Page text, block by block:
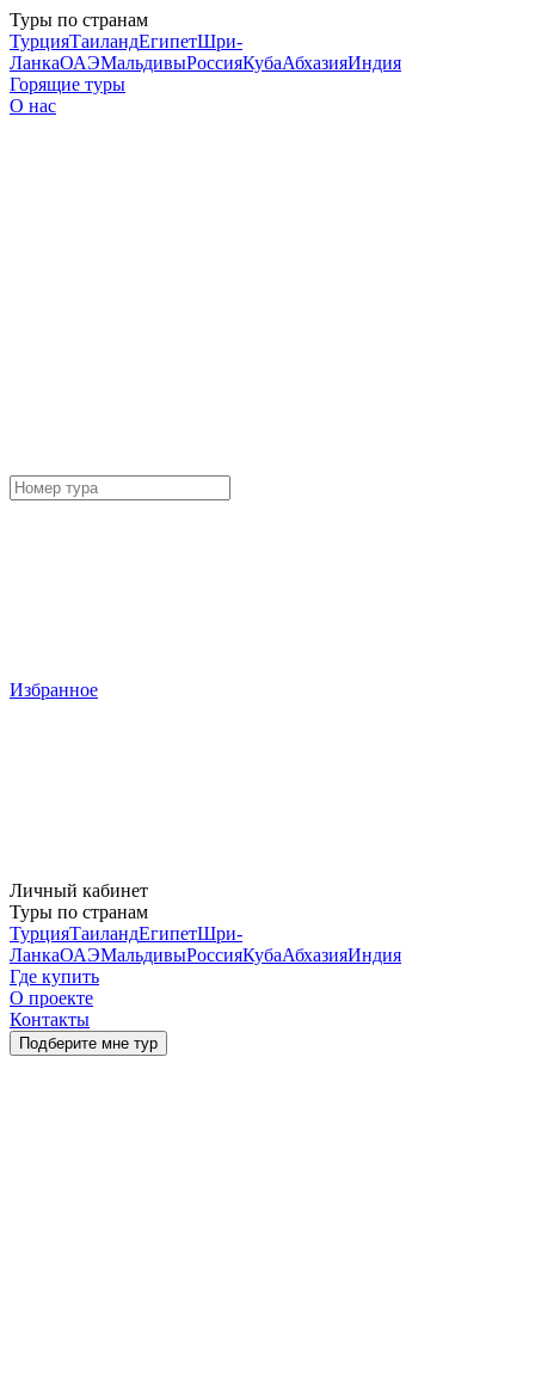
Туры по странам
ТурцияТаиландЕгипетШри-
ЛанкаОАЭМальдивыРоссияКубаАбхазияИндия
Горящие туры
О нас
Избранное
Личный кабинет
Туры по странам
ТурцияТаиландЕгипетШри-
ЛанкаОАЭМальдивыРоссияКубаАбхазияИндия
Где купить
О проекте
Контакты
Подберите мне тур